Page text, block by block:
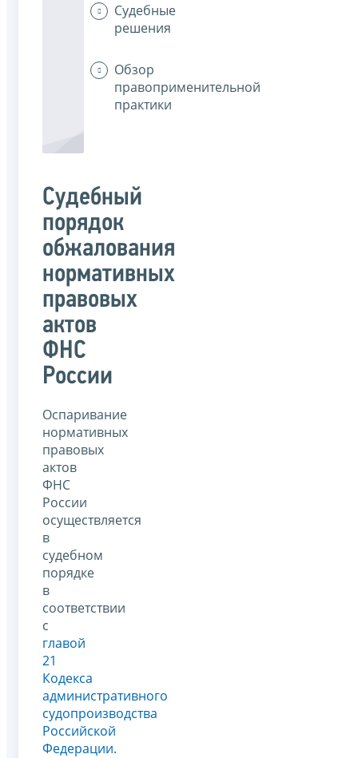
Судебные
решения
Обзор
правоприменительной
практики
Судебный
порядок
обжалования
нормативных
правовых
актов
ФНС
России
Оспаривание
нормативных
правовых
актов
ФНС
России
осуществляется
в
судебном
порядке
в
соответствии
с
главой
21
Кодекса
административного
судопроизводства
Российской
Федерации.